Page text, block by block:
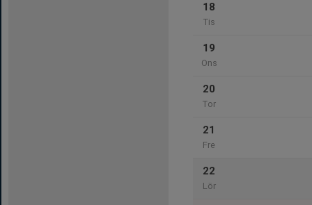
18
Tis
19
Ons
20
Tor
21
Fre
22
Lör